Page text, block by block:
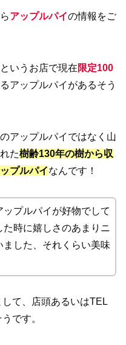
アップルパイの情報をご
いうお店で現在限定100
アップルパイがあるそう
アップルパイではなく山
た樹齢130年の樹から収
プルパイなんです！
プルパイが好物でして
た時に嬉しさのあまりニ
ました、それくらい美味
て、店頭あるいはTEL
です。